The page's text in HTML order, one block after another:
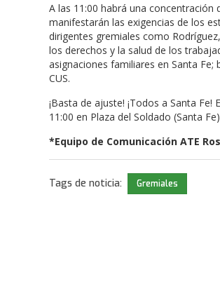
A las 11:00 habrá una concentración
manifestarán las exigencias de los
dirigentes gremiales como
los derechos y la salud de los
asignaciones familiares en Santa
CUS.
¡Basta de ajuste! ¡Todos a Santa
11:00 en Plaza del Soldado (Santa
*Equipo de Comunicación ATE
Tags de noticia: Gremiales